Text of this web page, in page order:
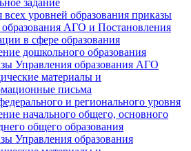
задание
уровней образования приказы
АГО и Постановления
в сфере образования
дошкольного образования
Управления образования АГО
материалы и
письма
и регионального уровня
начального общего, основного
общего образования
Управления образования